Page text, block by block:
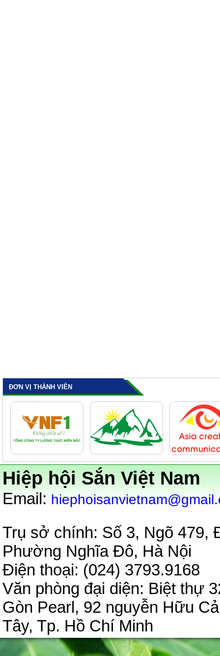
ĐƠN VỊ THÀNH VIÊN
Hiệp hội Sắn Việt Nam
Email:
Trụ sở chính: Số 3, Ngõ 479,
Phường Nghĩa Đô, Hà Nội
Điện thoại: (024)
Văn phòng đại diện: Biệt thự
Gòn Pearl, 92 nguyễn Hữu
Tây, Tp. Hồ Chí Minh